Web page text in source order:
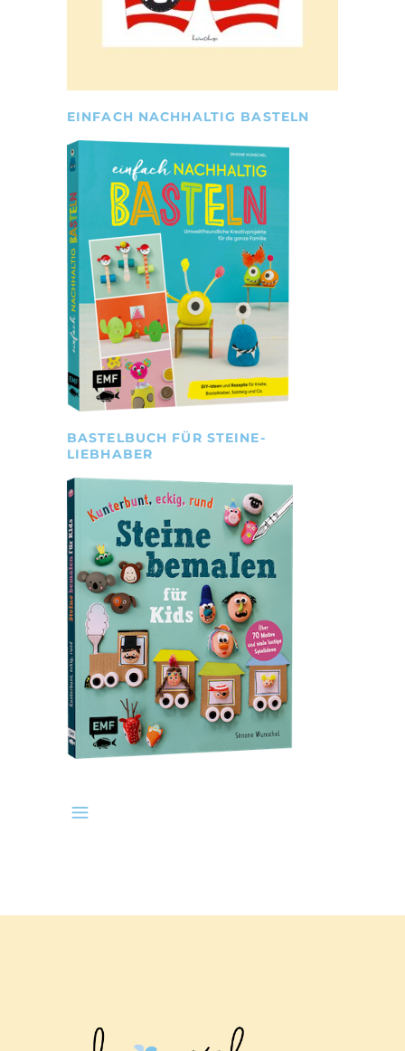
EINFACH NACHHALTIG BASTELN
BASTELBUCH FÜR STEINE-
LIEBHABER